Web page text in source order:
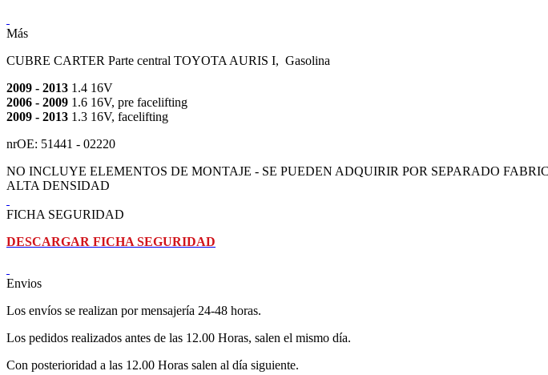
Más
CUBRE CARTER Parte central TOYOTA AURIS I, Gasolina
2009 - 2013 1.4 16V
2006 - 2009 1.6 16V, pre facelifting
2009 - 2013 1.3 16V, facelifting
nrOE: 51441 - 02220
NO INCLUYE ELEMENTOS DE MONTAJE - SE PUEDEN ADQUIRIR POR SEPARADO
ALTA DENSIDAD
FICHA SEGURIDAD
DESCARGAR FICHA SEGURIDAD
Envios
Los envíos se realizan por mensajería 24-48 horas.
Los pedidos realizados antes de las 12.00 Horas, salen el mismo día.
Con posterioridad a las 12.00 Horas salen al día siguiente.